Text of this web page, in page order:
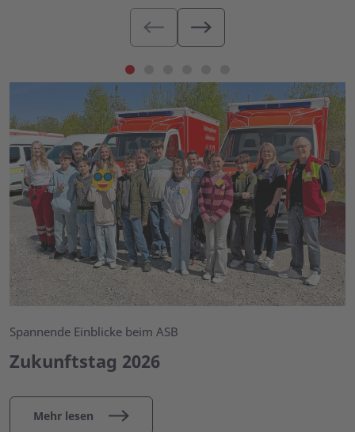
Spannende Einblicke beim ASB
Zukunftstag 2026
Mehr lesen